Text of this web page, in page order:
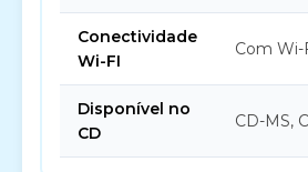
Conectividade
Wi-FI
Com Wi-
Disponível no
CD
CD-MS,